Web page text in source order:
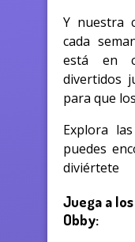
Y nuestra
cada
está en
divertidos
para que
Explora
puedes
diviértete
Juega a
Obby: